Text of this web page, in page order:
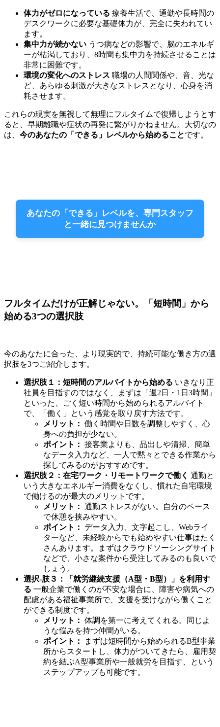
体力がゼロになっている 療養生活で、通勤や長時間の
デスクワークに必要な基礎体力が、完全に失われてい
ます。
集中力が続かない うつ病などの影響で、脳のエネルギ
ーが枯渇しており、8時間も集中力を持続させることは
非常に困難です。
環境の変化へのストレス 職場の人間関係や、音、光な
ど、あらゆる刺激が大きなストレスとなり、心身を消
耗させます。
これらの現実を無視して無理にフルタイムで復帰しようとす
ると、早期離職や症状の再発に繋がりかねません。大切なの
は、 今のあなたの「できる」レベルから始めることです。
あなたの「できる」レベルを、専門スタッフ
と一緒に見つけませんか
フルタイムだけが正解じゃない。「短時間」から
始める3つの選択肢
今のあなたに合った、より現実的で、持続可能な働き方の選
択肢を3つご紹介します。
選択肢１：短時間のアルバイトから始める いきなり正
社員を目指すのではなく、まずは「週2日・1日3時間」
といった、ごく短い時間から始められるアルバイト
で、「働く」という感覚を取り戻す方法です。
メリット： 働く時間や日数を調整しやすく、心
身への負担が少ない。
ポイント： 接客業よりも、品出しや清掃、簡単
なデータ入力など、一人で黙々とできる作業から
探してみるのがおすすめです。
選択肢２：在宅ワーク・リモートワークで働く 通勤と
いう大きなエネルギー消費をなくし、慣れた自宅環境
で働けるのが最大のメリットです。
メリット： 通勤ストレスがない。自分のペース
で休憩を挟みやすい。
ポイント：
データ入力、文字起こし、Webライ
ターなど、未経験からでも始めやすい仕事はたく
さんあります。まずはクラウドソーシングサイト
などで、小さな案件から受注してみるのも良いで
しょう。
選択-肢３：「就労継続支援（A型・B型）」を利用す
る 一般企業で働くのが不安な場合に、障害や病気への
配慮がある福祉事業所で、支援を受けながら働くこと
ができる制度です。
メリット： 体調を第一に考えてくれる。同じよ
うな悩みを持つ仲間がいる。
ポイント：
まずは短時間から始められるB型事業
所からスタートし、体力がついてきたら、雇用契
約を結ぶA型事業所や一般就労を目指す、という
ステップアップも可能です。